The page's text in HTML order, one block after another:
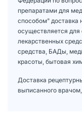
препаратами для
способом" доставка
осуществляется для
лекарственных
средства, БАДы,
красоты, бытовая
Доставка
выписанного